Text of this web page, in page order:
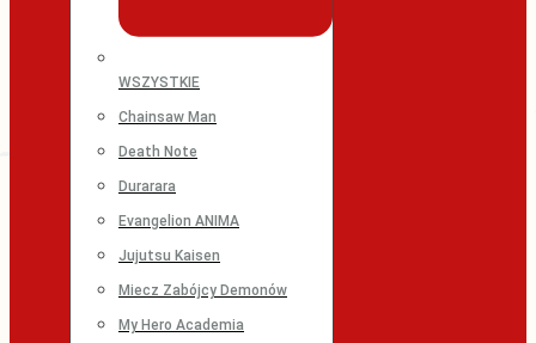
WSZYSTKIE
Chainsaw Man
Death Note
Durarara
Evangelion ANIMA
Jujutsu Kaisen
Miecz Zabójcy Demonów
My Hero Academia